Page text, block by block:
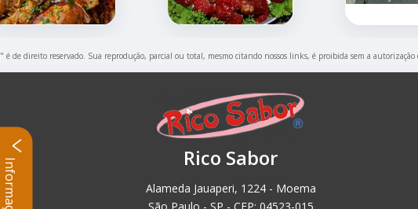
" é de direito reservado. Sua reprodução, parcial ou total, mesmo citando nossos links, é proibida sem a
Rico Sabor
Alameda Jauaperi, 1224 - Moema
Informações